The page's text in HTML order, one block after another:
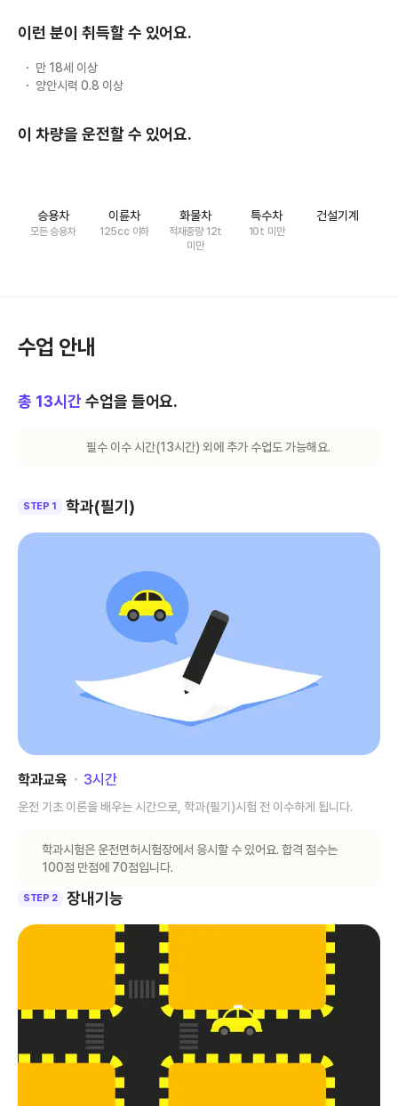
이런 분이 취득할 수 있어요.
만 18세 이상
양안시력 0.8 이상
이 차량을 운전할 수 있어요.
승용차
모든 승용차
이륜차
125cc 이하
화물차
적재중량 12t
미만
특수차
10t 미만
건설기계
수업 안내
총 13시간 수업을 들어요.
필수 이수 시간(13시간) 외에 추가 수업도 가능해요.
STEP 1 학과(필기)
학과교육 ･ 3시간
운전 기초 이론을 배우는 시간으로, 학과(필기)시험 전 이수하게 됩니다.
학과시험은 운전면허시험장에서 응시할 수 있어요. 합격 점수는
100점 만점에 70점입니다.
STEP 2 장내기능